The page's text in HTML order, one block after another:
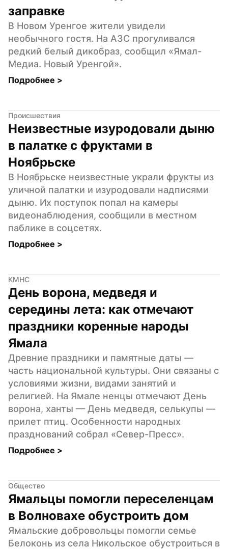
заправке
В Новом Уренгое жители увидели
необычного гостя. На АЗС прогуливался
редкий белый дикобраз, сообщил «Ямал-
Медиа. Новый Уренгой».
Подробнее >
Происшествия
Неизвестные изуродовали дыню
в палатке с фруктами в
Ноябрьске
В Ноябрьске неизвестные украли фрукты из
уличной палатки и изуродовали надписями
дыню. Их поступок попал на камеры
видеонаблюдения, сообщили в местном
паблике в соцсетях.
Подробнее >
КМНС
День ворона, медведя и
середины лета: как отмечают
праздники коренные народы
Ямала
Древние праздники и памятные даты —
часть национальной культуры. Они связаны с
условиями жизни, видами занятий и
религией. На Ямале ненцы отмечают День
ворона, ханты — День медведя, селькупы —
прилет птиц. Особенности народных
празднований собрал «Север-Пресс».
Подробнее >
Общество
Ямальцы помогли переселенцам
в Волновахе обустроить дом
Ямальские добровольцы помогли семье
Белоконь из села Никольское обустроиться в